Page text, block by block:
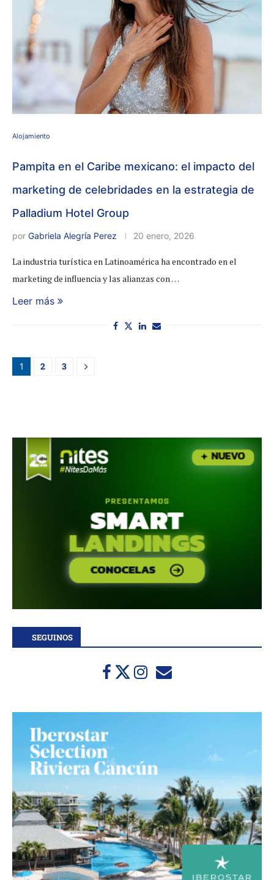
Alojamiento
Pampita en el Caribe mexicano: el impacto del
marketing de celebridades en la estrategia de
Palladium Hotel Group
por Gabriela Alegría Perez 20 enero, 2026
La industria turística en Latinoamérica ha encontrado en el
marketing de influencia y las alianzas con …
Leer más
1 2 3
SEGUINOS